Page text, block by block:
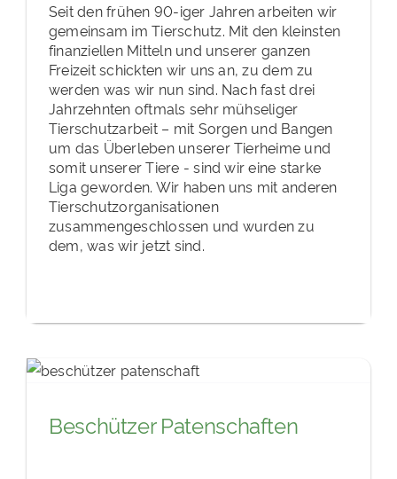
Seit den frühen 90-iger Jahren arbeiten wir
gemeinsam im Tierschutz. Mit den kleinsten
finanziellen Mitteln und unserer ganzen
Freizeit schickten wir uns an, zu dem zu
werden was wir nun sind. Nach fast drei
Jahrzehnten oftmals sehr mühseliger
Tierschutzarbeit – mit Sorgen und Bangen
um das Überleben unserer Tierheime und
somit unserer Tiere - sind wir eine starke
Liga geworden. Wir haben uns mit anderen
Tierschutzorganisationen
zusammengeschlossen und wurden zu
dem, was wir jetzt sind.
Beschützer Patenschaften